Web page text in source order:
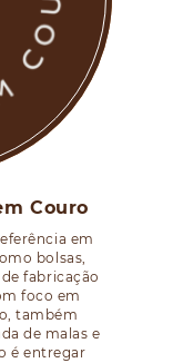
Couro
em
bolsas,
fabricação
foco em
também
de malas e
é entregar